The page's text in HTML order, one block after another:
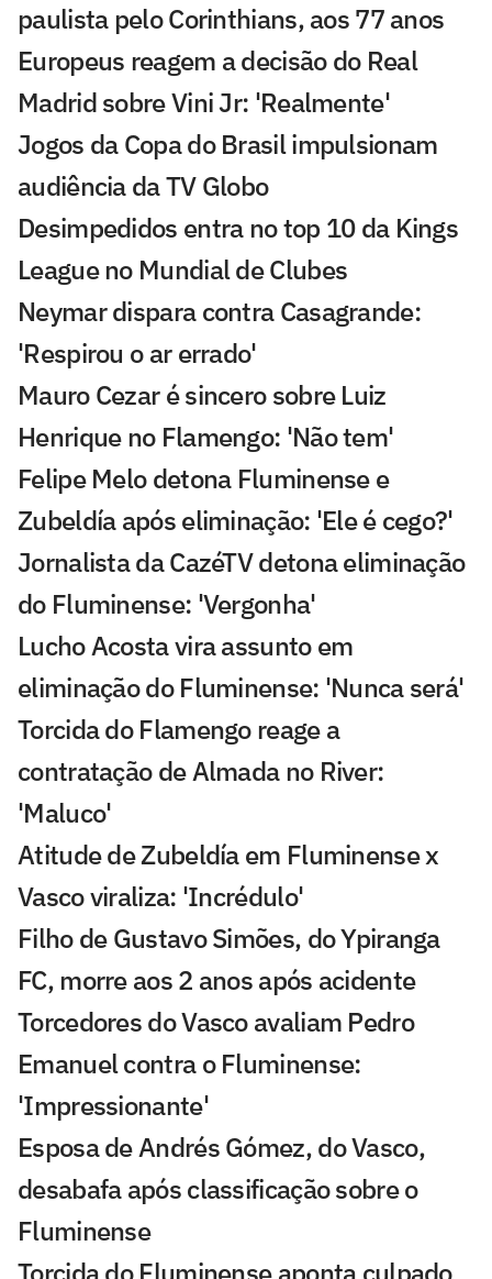
paulista pelo Corinthians, aos 77 anos
Europeus reagem a decisão do Real
Madrid sobre Vini Jr: 'Realmente'
Jogos da Copa do Brasil impulsionam
audiência da TV Globo
Desimpedidos entra no top 10 da Kings
League no Mundial de Clubes
Neymar dispara contra Casagrande:
'Respirou o ar errado'
Mauro Cezar é sincero sobre Luiz
Henrique no Flamengo: 'Não tem'
Felipe Melo detona Fluminense e
Zubeldía após eliminação: 'Ele é cego?'
Jornalista da CazéTV detona eliminação
do Fluminense: 'Vergonha'
Lucho Acosta vira assunto em
eliminação do Fluminense: 'Nunca será'
Torcida do Flamengo reage a
contratação de Almada no River:
'Maluco'
Atitude de Zubeldía em Fluminense x
Vasco viraliza: 'Incrédulo'
Filho de Gustavo Simões, do Ypiranga
FC, morre aos 2 anos após acidente
Torcedores do Vasco avaliam Pedro
Emanuel contra o Fluminense:
'Impressionante'
Esposa de Andrés Gómez, do Vasco,
desabafa após classificação sobre o
Fluminense